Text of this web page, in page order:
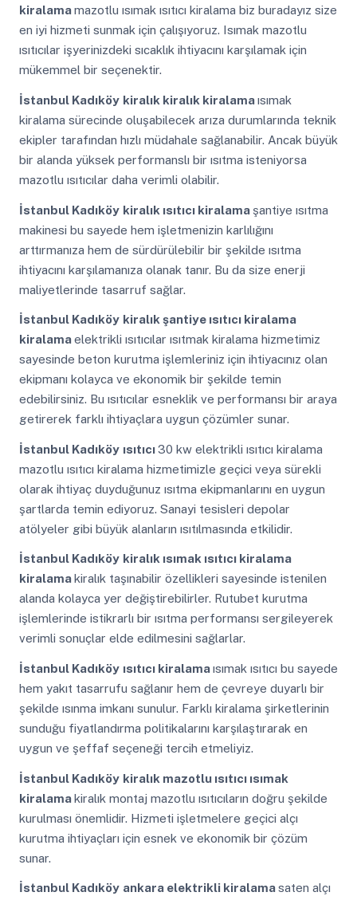
kiralamamazotlu ısımak ısıtıcı kiralama biz buradayız size
en iyi hizmeti sunmak için çalışıyoruz. Isımak mazotlu
ısıtıcılar işyerinizdeki sıcaklık ihtiyacını karşılamak için
mükemmel bir seçenektir.
İstanbul Kadıköy kiralık kiralık kiralamaısımak
kiralama sürecinde oluşabilecek arıza durumlarında teknik
ekipler tarafından hızlı müdahale sağlanabilir. Ancak büyük
bir alanda yüksek performanslı bir ısıtma isteniyorsa
mazotlu ısıtıcılar daha verimli olabilir.
İstanbul Kadıköy kiralık ısıtıcı kiralama şantiye ısıtma
makinesi bu sayede hem işletmenizin karlılığını
arttırmanıza hem de sürdürülebilir bir şekilde ısıtma
ihtiyacını karşılamanıza olanak tanır. Bu da size enerji
maliyetlerinde tasarruf sağlar.
İstanbul Kadıköy kiralık şantiye ısıtıcı kiralama
kiralamaelektrikli ısıtıcılar ısıtmak kiralama hizmetimiz
sayesinde beton kurutma işlemleriniz için ihtiyacınız olan
ekipmanı kolayca ve ekonomik bir şekilde temin
edebilirsiniz. Bu ısıtıcılar esneklik ve performansı bir araya
getirerek farklı ihtiyaçlara uygun çözümler sunar.
İstanbul Kadıköy ısıtıcı30 kw elektrikli ısıtıcı kiralama
mazotlu ısıtıcı kiralama hizmetimizle geçici veya sürekli
olarak ihtiyaç duyduğunuz ısıtma ekipmanlarını en uygun
şartlarda temin ediyoruz. Sanayi tesisleri depolar
atölyeler gibi büyük alanların ısıtılmasında etkilidir.
İstanbul Kadıköy kiralık ısımak ısıtıcı kiralama
kiralamakiralık taşınabilir özellikleri sayesinde istenilen
alanda kolayca yer değiştirebilirler. Rutubet kurutma
işlemlerinde istikrarlı bir ısıtma performansı sergileyerek
verimli sonuçlar elde edilmesini sağlarlar.
İstanbul Kadıköy ısıtıcı kiralamaısımak ısıtıcı bu sayede
hem yakıt tasarrufu sağlanır hem de çevreye duyarlı bir
şekilde ısınma imkanı sunulur. Farklı kiralama şirketlerinin
sunduğu fiyatlandırma politikalarını karşılaştırarak en
uygun ve şeffaf seçeneği tercih etmeliyiz.
İstanbul Kadıköy kiralık mazotlu ısıtıcı ısımak
kiralamakiralık montaj mazotlu ısıtıcıların doğru şekilde
kurulması önemlidir. Hizmeti işletmelere geçici alçı
kurutma ihtiyaçları için esnek ve ekonomik bir çözüm
sunar.
İstanbul Kadıköy ankara elektrikli kiralamasaten alçı